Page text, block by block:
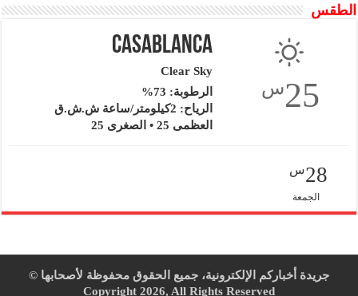
الطقس
25س
Casablanca
Clear Sky
الرطوبة: 73%
الرياح: 2كيلومتر/ساعة ش.ش.ق‎
العظمى 25 • الصغرى 25
28س
الجمعة
جريدة أخباركم الإلكترونية، جميع الحقوق محفوظة لأصحابها ©
Copyright 2026, All Rights Reserved